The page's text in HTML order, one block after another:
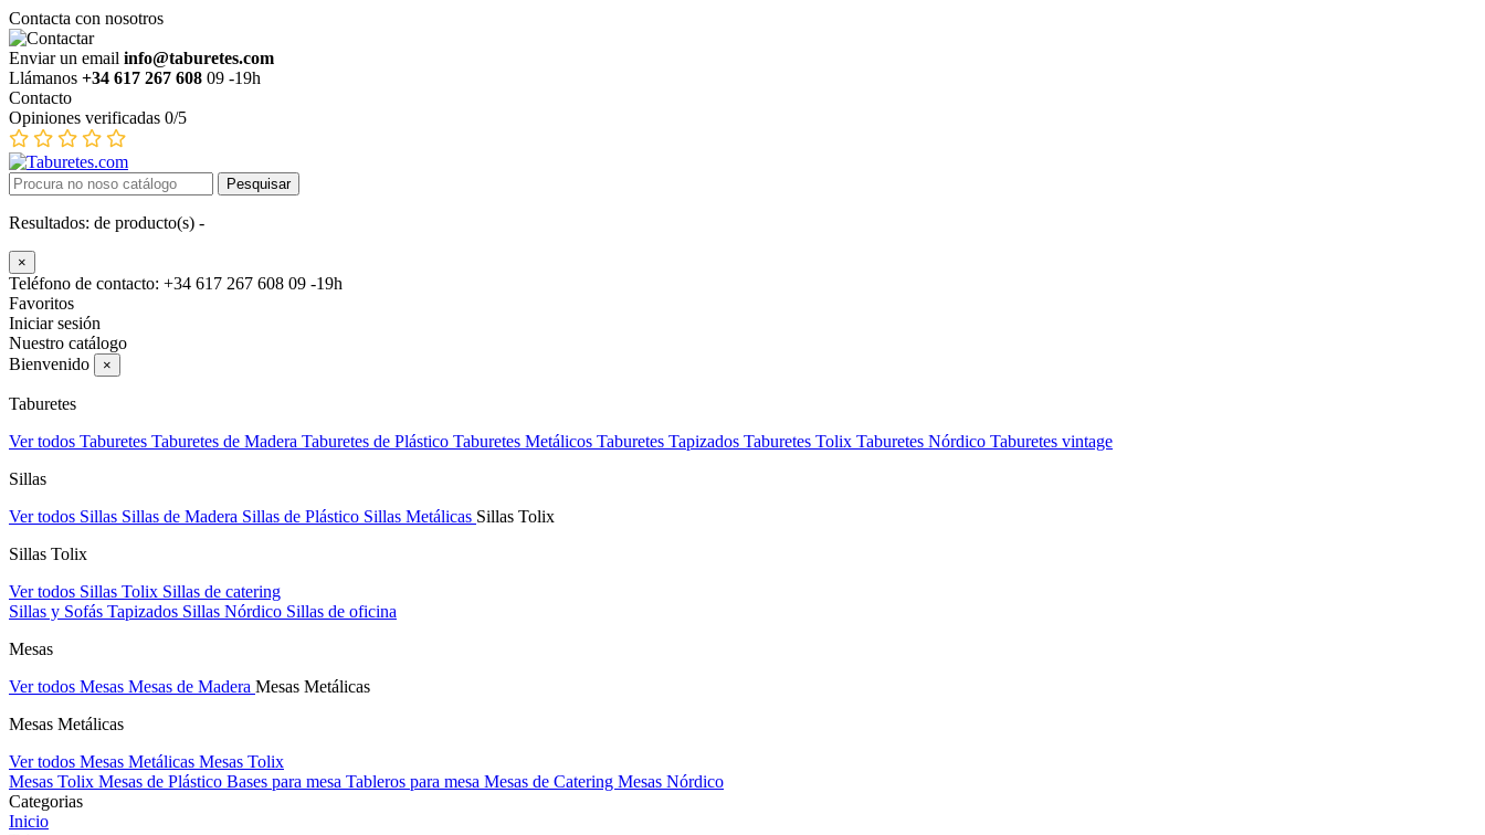
Contacta con nosotros
Enviar un email info@taburetes.com
Llámanos +34 617 267 608 09 -19h
Contacto
Opiniones verificadas 0/5
Pesquisar
Resultados: de producto(s) -
×
Teléfono de contacto: +34 617 267 608 09 -19h
Favoritos
Iniciar sesión
Nuestro catálogo
Bienvenido
×
Taburetes
Ver todos Taburetes Taburetes de Madera Taburetes de Plástico Taburetes Metálicos Taburetes Tapizados Taburetes Tolix Taburetes Nórdico Taburetes vintage
Sillas
Ver todos Sillas Sillas de Madera Sillas de Plástico Sillas Metálicas Sillas Tolix
Sillas Tolix
Ver todos Sillas Tolix Sillas de catering
Sillas y Sofás Tapizados Sillas Nórdico Sillas de oficina
Mesas
Ver todos Mesas Mesas de Madera Mesas Metálicas
Mesas Metálicas
Ver todos Mesas Metálicas Mesas Tolix
Mesas Tolix Mesas de Plástico Bases para mesa Tableros para mesa Mesas de Catering Mesas Nórdico
Categorias
Inicio